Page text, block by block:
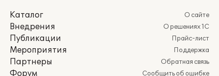
Каталог
Внедрения
Публикации
Мероприятия
Партнеры
Форум
О сайте
О решениях 1С
Прайс-лист
Поддержка
Обратная связь
Сообщить об ошибке